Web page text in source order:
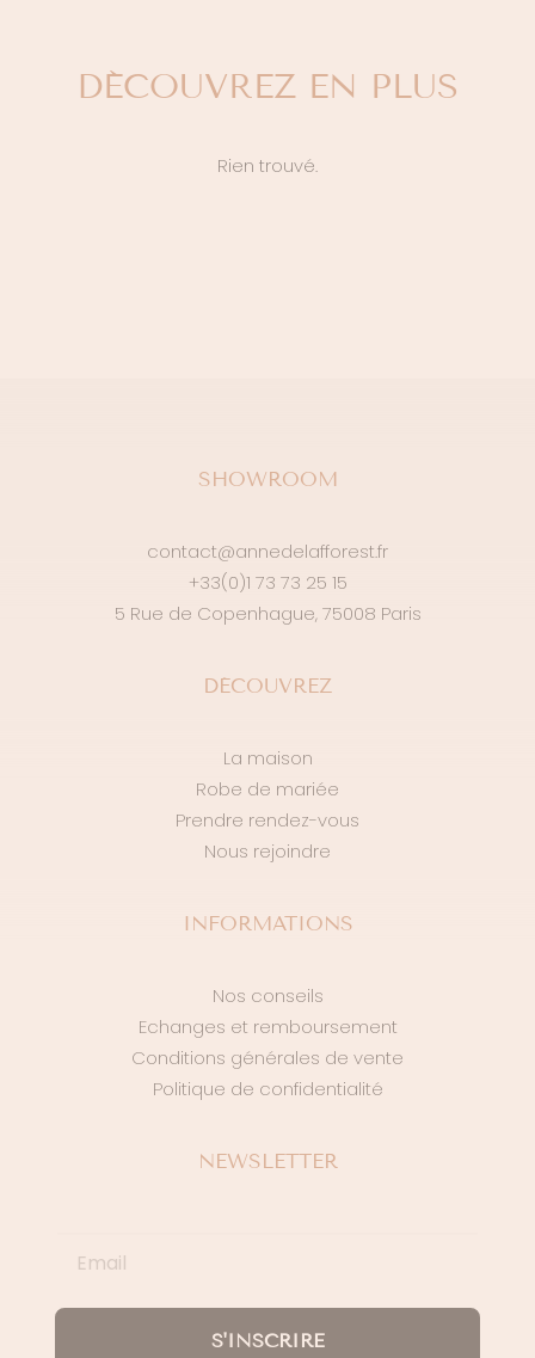
DÉCOUVREZ EN PLUS
Rien trouvé.
SHOWROOM
contact@annedelafforest.fr
+33(0)1 73 73 25 15
5 Rue de Copenhague, 75008 Paris
DÉCOUVREZ
La maison
Robe de mariée
Prendre rendez-vous
Nous rejoindre
INFORMATIONS
Nos conseils
Echanges et remboursement
Conditions générales de vente
Politique de confidentialité
NEWSLETTER
S'INSCRIRE